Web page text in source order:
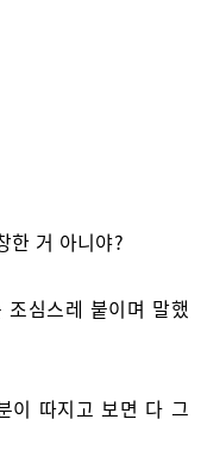
한 거 아니야?
심스레 붙이며 말했
이 따지고 보면 다 그